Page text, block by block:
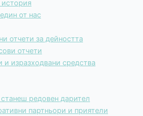
от нас
отчети за дейността
отчети
и изразходвани средства
редовен дарител
партньори и приятели